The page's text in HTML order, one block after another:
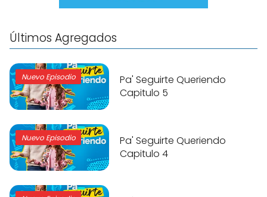
Últimos Agregados
Nuevo Episodio
Pa' Seguirte Queriendo
Capitulo 5
Nuevo Episodio
Pa' Seguirte Queriendo
Capitulo 4